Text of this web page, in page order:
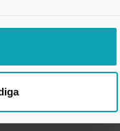
temasidor